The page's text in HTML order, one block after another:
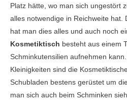
Platz hätte, wo man sich ungestört
alles notwendige in Reichweite hat.
hat man dies alles und auch noch
Kosmetiktisch besteht aus einem
Schminkutensilien aufnehmen
Kleinigkeiten sind die
Schubladen bestens gerüstet um
man sich auch beim Schminken